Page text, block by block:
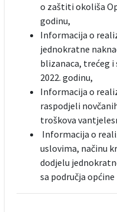
o zaštiti okoliša
godinu,
Informacija o
jednokratne
blizanaca, trećeg
2022. godinu,
Informacija o
raspodjeli
troškova
Informacija o
uslovima, načinu
dodjelu
sa područja općine